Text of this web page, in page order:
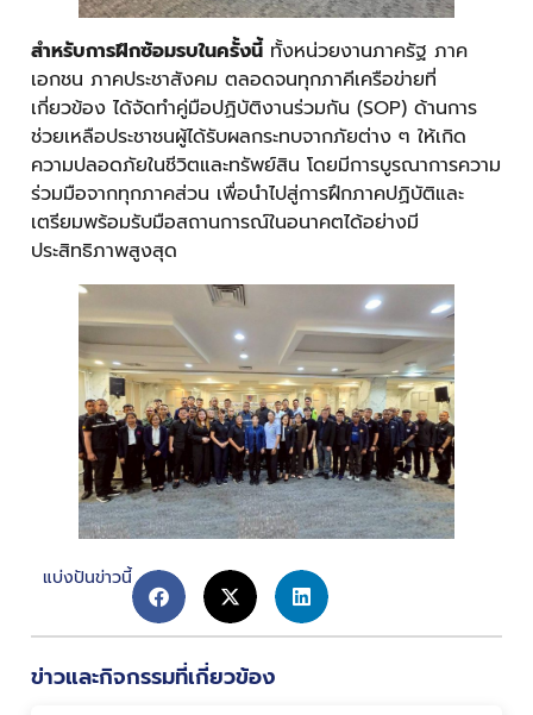
สำหรับการฝึกซ้อมรบในครั้งนี้ ทั้งหน่วยงานภาครัฐ ภาค
เอกชน ภาคประชาสังคม ตลอดจนทุกภาคีเครือข่ายที่
เกี่ยวข้อง ได้จัดทำคู่มือปฏิบัติงานร่วมกัน (SOP) ด้านการ
ช่วยเหลือประชาชนผู้ได้รับผลกระทบจากภัยต่าง ๆ ให้เกิด
ความปลอดภัยในชีวิตและทรัพย์สิน โดยมีการบูรณาการความ
ร่วมมือจากทุกภาคส่วน เพื่อนำไปสู่การฝึกภาคปฏิบัติและ
เตรียมพร้อมรับมือสถานการณ์ในอนาคตได้อย่างมี
ประสิทธิภาพสูงสุด
แบ่งปันข่าวนี้
ข่าวและกิจกรรมที่เกี่ยวข้อง